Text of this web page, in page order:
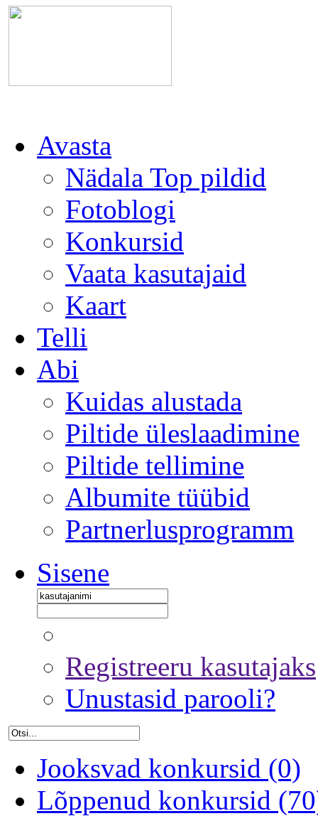
Avasta
Nädala Top pildid
Fotoblogi
Konkursid
Vaata kasutajaid
Kaart
Telli
Abi
Kuidas alustada
Piltide üleslaadimine
Piltide tellimine
Albumite tüübid
Partnerlusprogramm
Sisene
Registreeru kasutajaks
Unustasid parooli?
Jooksvad konkursid (0)
Lõppenud konkursid